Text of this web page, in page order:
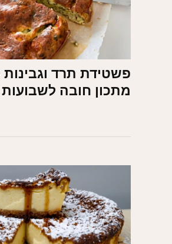
פשטידת תרד
מתכון חובה לשבועות